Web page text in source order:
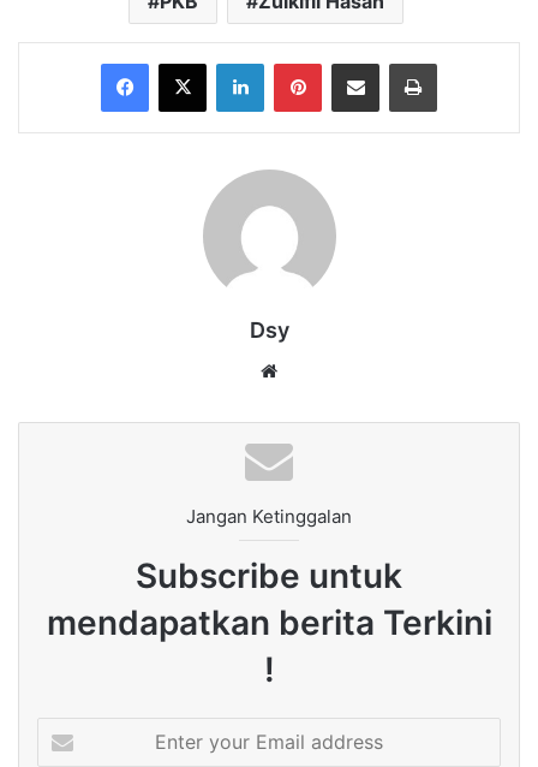
Facebook
X LinkedInPinterestShare via Email Print
Dsy
Jangan Ketinggalan
Subscribe untuk
mendapatkan berita Terkini
!
your